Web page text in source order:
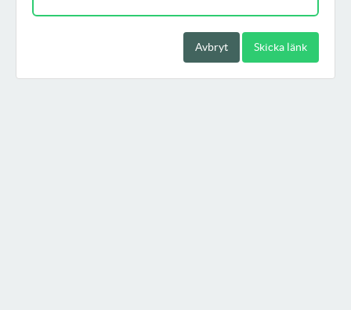
Avbryt Skicka länk